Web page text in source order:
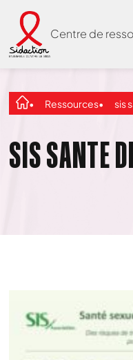
Centre de
Ressources sis
SIS SANTE